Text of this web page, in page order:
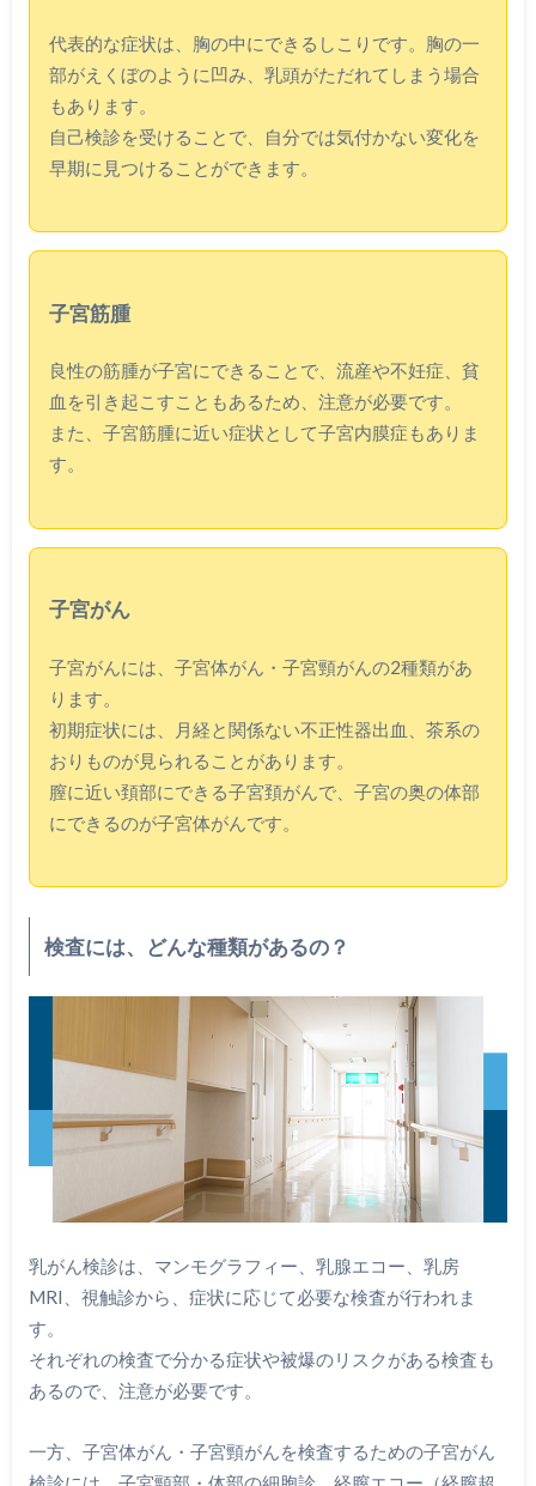
代表的な症状は、胸の中にできるしこりです。胸の一
部がえくぼのように凹み、乳頭がただれてしまう場合
もあります。
自己検診を受けることで、自分では気付かない変化を
早期に見つけることができます。
子宮筋腫
良性の筋腫が子宮にできることで、流産や不妊症、貧
血を引き起こすこともあるため、注意が必要です。
また、子宮筋腫に近い症状として子宮内膜症もありま
す。
子宮がん
子宮がんには、子宮体がん・子宮頸がんの2種類があ
ります。
初期症状には、月経と関係ない不正性器出血、茶系の
おりものが見られることがあります。
膣に近い頚部にできる子宮頚がんで、子宮の奥の体部
にできるのが子宮体がんです。
検査には、どんな種類があるの？
乳がん検診は、マンモグラフィー、乳腺エコー、乳房
MRI、視触診から、症状に応じて必要な検査が行われま
す。
それぞれの検査で分かる症状や被爆のリスクがある検査も
あるので、注意が必要です。
一方、子宮体がん・子宮頸がんを検査するための子宮がん